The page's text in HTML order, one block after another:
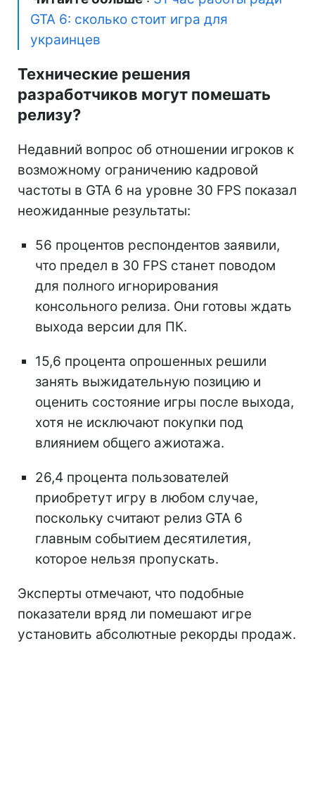
GTA 6: сколько стоит игра для
украинцев
Технические решения
разработчиков могут помешать
релизу?
Недавний вопрос об отношении игроков к
возможному ограничению кадровой
частоты в GTA 6 на уровне 30 FPS показал
неожиданные результаты:
56 процентов респондентов заявили,
что предел в 30 FPS станет поводом
для полного игнорирования
консольного релиза. Они готовы ждать
выхода версии для ПК.
15,6 процента опрошенных решили
занять выжидательную позицию и
оценить состояние игры после выхода,
хотя не исключают покупки под
влиянием общего ажиотажа.
26,4 процента пользователей
приобретут игру в любом случае,
поскольку считают релиз GTA 6
главным событием десятилетия,
которое нельзя пропускать.
Эксперты отмечают, что подобные
показатели вряд ли помешают игре
установить абсолютные рекорды продаж.